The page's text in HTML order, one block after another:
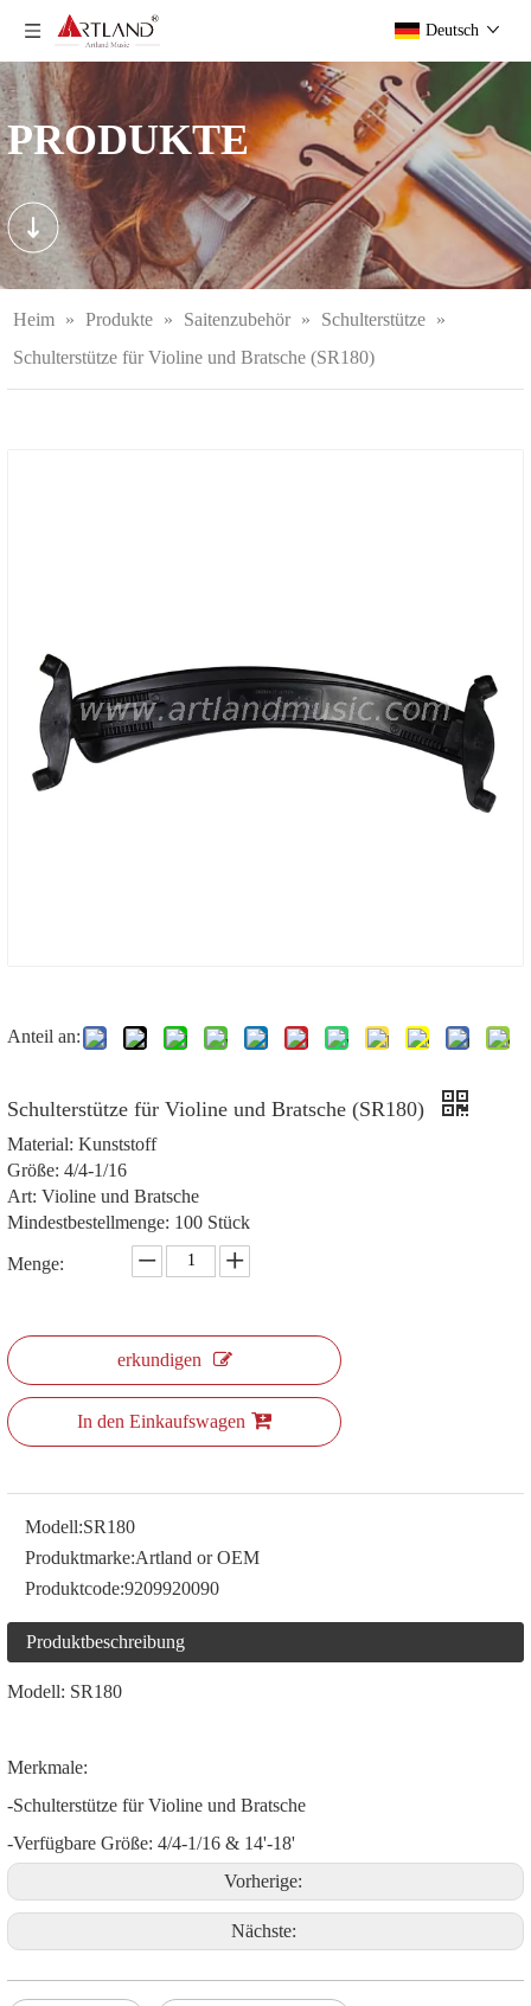
Deutsch
PRODUKTE
Heim » Produkte » Saitenzubehör » Schulterstütze »
Schulterstütze für Violine und Bratsche (SR180)
Anteil an:
Schulterstütze für Violine und Bratsche (SR180)
Material: Kunststoff
Größe: 4/4-1/16
Art: Violine und Bratsche
Mindestbestellmenge: 100 Stück
Menge:
erkundigen
In den Einkaufswagen
Modell:SR180
Produktmarke:Artland or OEM
Produktcode:9209920090
Produktbeschreibung
Modell: SR180
Merkmale:
-Schulterstütze für Violine und Bratsche
-Verfügbare Größe: 4/4-1/16 & 14'-18'
Vorherige:
Nächste: